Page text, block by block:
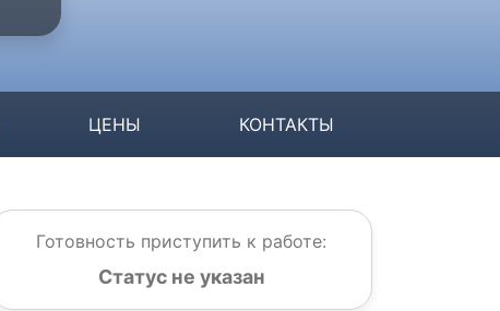
ЦЕНЫ КОНТАКТЫ
Готовность приступить к работе:
Статус не указан